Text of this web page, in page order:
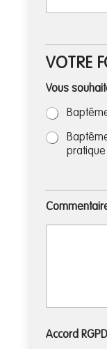
VOTRE
Vous
pratique
e
Accord RGPD